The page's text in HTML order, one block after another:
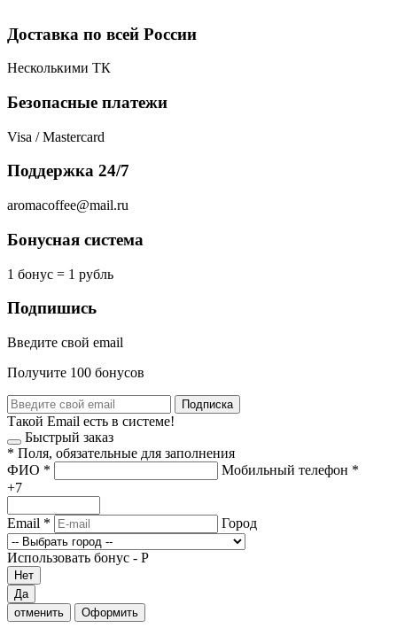
Доставка по всей России
Несколькими ТК
Безопасные платежи
Visa / Mastercard
Поддержка 24/7
aromacoffee@mail.ru
Бонусная система
1 бонус = 1 рубль
Подпишись
Введите свой email
Получите 100 бонусов
Подписка
Такой Email есть в системе!
Быстрый заказ
* Поля, обязательные для заполнения
ФИО * Мобильный телефон *
+7
Email * Город
Использовать бонус - Р
Нет
Да
отменить
Оформить